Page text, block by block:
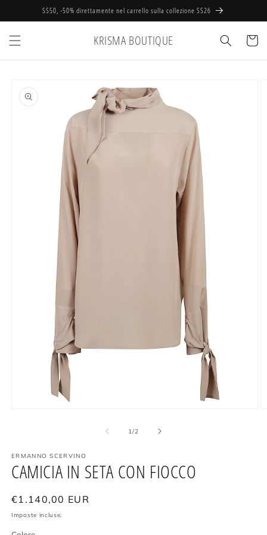
direttamente
ai contenuti
SS50, -50% direttamente nel carrello sulla collezione SS26
KRISMA BOUTIQUE
informazioni
sul prodotto
finestra
modale
1/su2
ERMANNO SCERVINO
CAMICIA IN SETA CON FIOCCO
Prezzo
di
€1.140,00 EUR
Imposte incluse.